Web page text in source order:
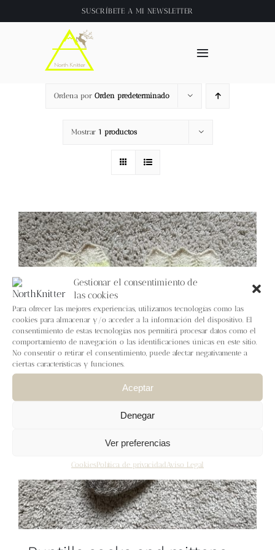
Gestionar el consentimiento de
las cookies
Para ofrecer las mejores experiencias, utilizamos tecnologías como las
cookies para almacenar y/o acceder a la información del dispositivo. El
consentimiento de estas tecnologías nos permitirá procesar datos como el
comportamiento de navegación o las identificaciones únicas en este sitio.
No consentir o retirar el consentimiento, puede afectar negativamente a
ciertas características y funciones.
Aceptar
Denegar
Ver preferencias
CookiesPolítica de privacidad Aviso Legal
al
SUSCRÍBETE A MI NEWSLETTER
Toggle
Inicio
About
Tienda
Videos
Blog
Contacto
Newsletter
Carrito
Ordena por Orden predeterminado
Mostrar 1 productos